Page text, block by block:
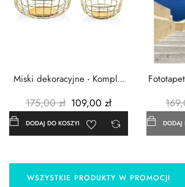
Miski dekoracyjne - Komplet
175,00 zł 109,00 zł
DODAJ DO KOSZYKA DODAJ
WSZYSTKIE PRODUKTY W PROMOCJI